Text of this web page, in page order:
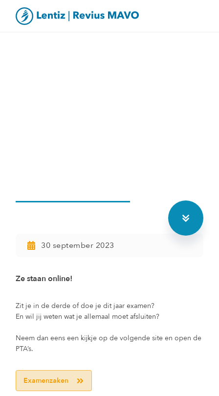
30 september 2023
Ze staan online!
Zit je in de derde of doe je dit jaar examen?
En wil jij weten wat je allemaal moet afsluiten?
Neem dan eens een kijkje op de volgende site en open de
PTA’s.
Examenzaken